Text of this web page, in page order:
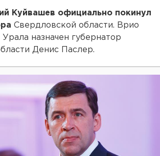
Куйвашев официально покинул
Свердловской области. Врио
назначен губернатор
Денис Паслер.